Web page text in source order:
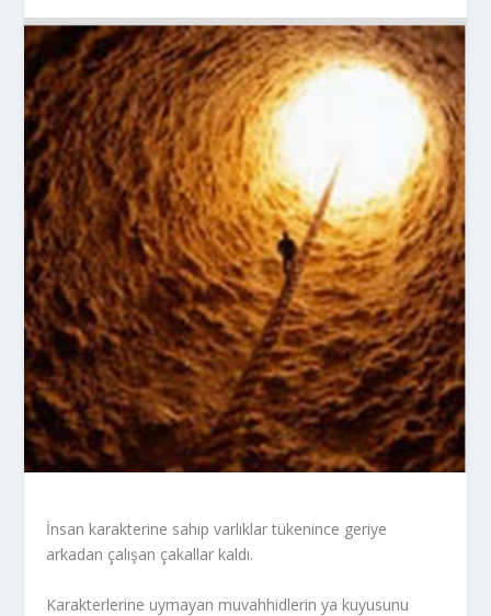
İnsan karakterine sahip varlıklar tükenince geriye
arkadan çalışan çakallar kaldı.
Karakterlerine uymayan muvahhidlerin ya kuyusunu